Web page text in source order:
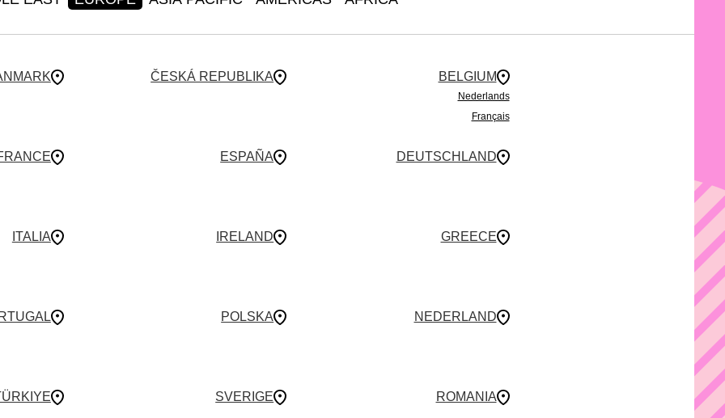
BELGIUM
Nederlands
Français
ČESKÁ REPUBLIKA
DEUTSCHLAND
ESPAÑA
GREECE
IRELAND
ITALIA
NEDERLAND
POLSKA
ROMANIA
SVERIGE